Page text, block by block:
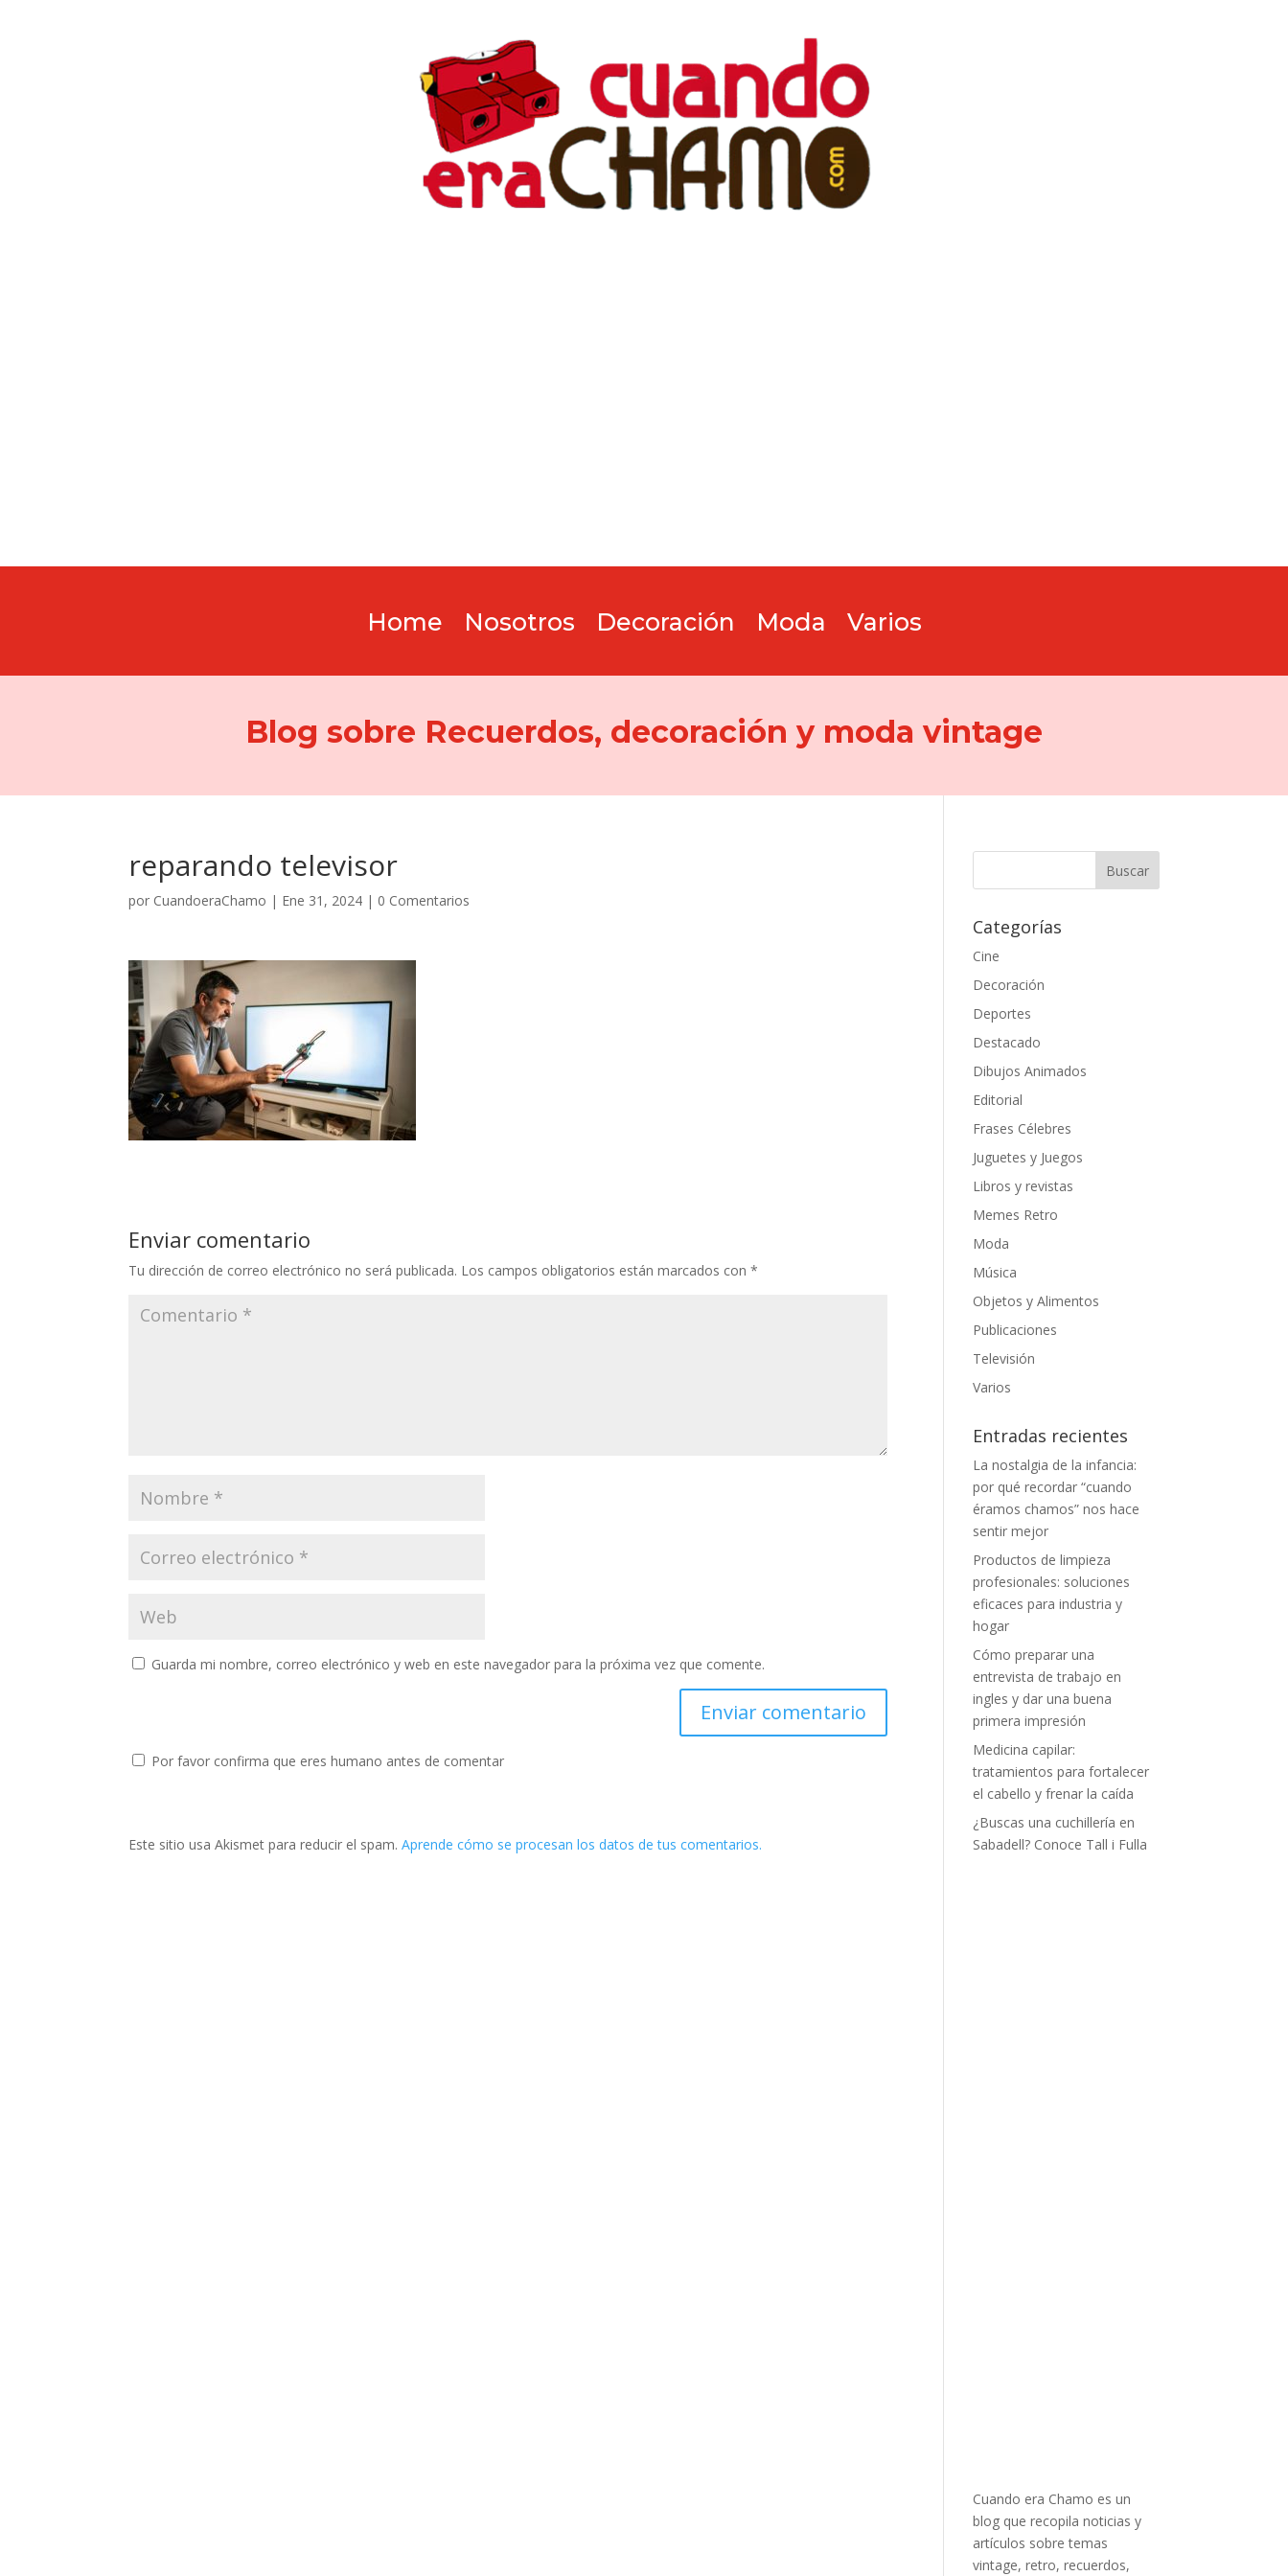
Home Nosotros Decoración Moda Varios
Blog sobre Recuerdos, decoración y moda vintage
reparando televisor
por CuandoeraChamo | Ene 31, 2024 | 0 Comentarios
Enviar comentario
Tu dirección de correo electrónico no será publicada. Los campos obligatorios están marcados con*
Guarda mi nombre, correo electrónico y web en este navegador para la próxima vez que comente.
Por favor confirma que eres humano antes de comentar
Este sitio usa Akismet para reducir el spam.Aprende cómo se procesan los datos de tus comentarios.
Categorías
Cine
Decoración
Deportes
Destacado
Dibujos Animados
Editorial
Frases Célebres
Juguetes y Juegos
Libros y revistas
Memes Retro
Moda
Música
Objetos y Alimentos
Publicaciones
Televisión
Varios
Entradas recientes
La nostalgia de la infancia:
por qué recordar “cuando
éramos chamos” nos hace
sentir mejor
Productos de limpieza
profesionales: soluciones
eficaces para industria y
hogar
Cómo preparar una
entrevista de trabajo en
ingles y dar una buena
primera impresión
Medicina capilar:
tratamientos para fortalecer
el cabello y frenar la caída
¿Buscas una cuchillería en
Sabadell? Conoce Tall i Fulla
Cuando era Chamo es un
blog que recopila noticias y
artículos sobre temas
vintage, retro, recuerdos,